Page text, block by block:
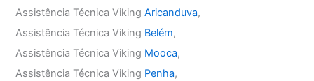
Assistência Técnica VikingAricanduva,
Assistência Técnica Viking Belém,
Assistência Técnica Viking Mooca,
Assistência Técnica Viking Penha,